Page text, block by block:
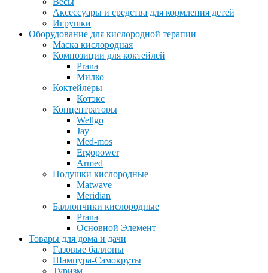
Аксессуары и средства для кормления детей
Игрушки
Оборудование для кислородной терапии
Маска кислородная
Композиции для коктейлей
Prana
Милко
Коктейлеры
Котэкс
Концентраторы
Wellgo
Jay
Med-mos
Ergopower
Armed
Подушки кислородные
Matwave
Meridian
Баллончики кислородные
Prana
Основной Элемент
Товары для дома и дачи
Газовые баллоны
Шампура-Самокруты
Туризм